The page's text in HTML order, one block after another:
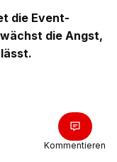
die Event-
die Angst,
Kommentieren